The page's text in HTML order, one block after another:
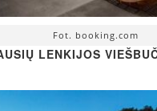
Fot. booking.com
LENKIJOS